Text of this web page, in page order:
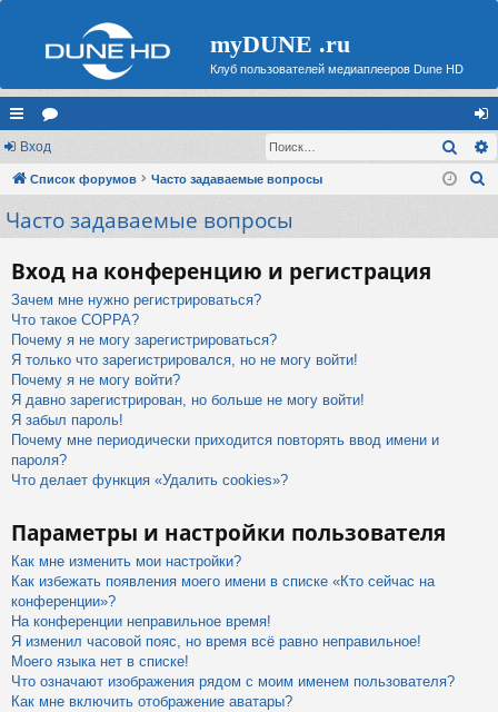
myDUNE .ru
Клуб пользователей медиаплееров Dune HD
с
ы
лк
ор
ум
хо
д
Вход
Список форумов Часто задаваемые вопросы
Часто задаваемые вопросы
Вход на конференцию и регистрация
Зачем мне нужно регистрироваться?
Что такое COPPA?
Почему я не могу зарегистрироваться?
Я только что зарегистрировался, но не могу войти!
Почему я не могу войти?
Я давно зарегистрирован, но больше не могу войти!
Я забыл пароль!
Почему мне периодически приходится повторять ввод имени и
пароля?
Что делает функция «Удалить cookies»?
Параметры и настройки пользователя
Как мне изменить мои настройки?
Как избежать появления моего имени в списке «Кто сейчас на
конференции»?
На конференции неправильное время!
Я изменил часовой пояс, но время всё равно неправильное!
Моего языка нет в списке!
Что означают изображения рядом с моим именем пользователя?
Как мне включить отображение аватары?